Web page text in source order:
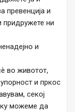
превенција и
придружете ни
и
во животот,
и пркос
секој
можеме да